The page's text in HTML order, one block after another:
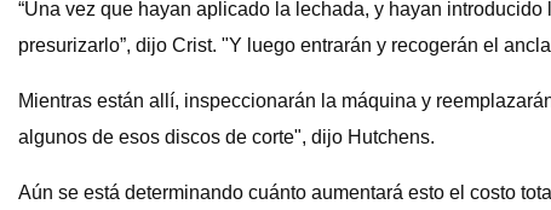
“Una vez que hayan aplicado la lechada, y hayan
presurizarlo”, dijo Crist. "Y luego entrarán y recogerán el
Mientras están allí, inspeccionarán la máquina y
algunos de esos discos de corte", dijo Hutchens.
Aún se está determinando cuánto aumentará esto el costo